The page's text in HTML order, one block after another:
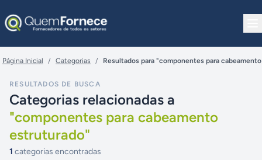
Página Inicial / Categorias / Resultados para "componentes para
RESULTADOS DE BUSCA
Categorias relacionadas a
"componentes para cabeamento
estruturado"
1 categorias encontradas